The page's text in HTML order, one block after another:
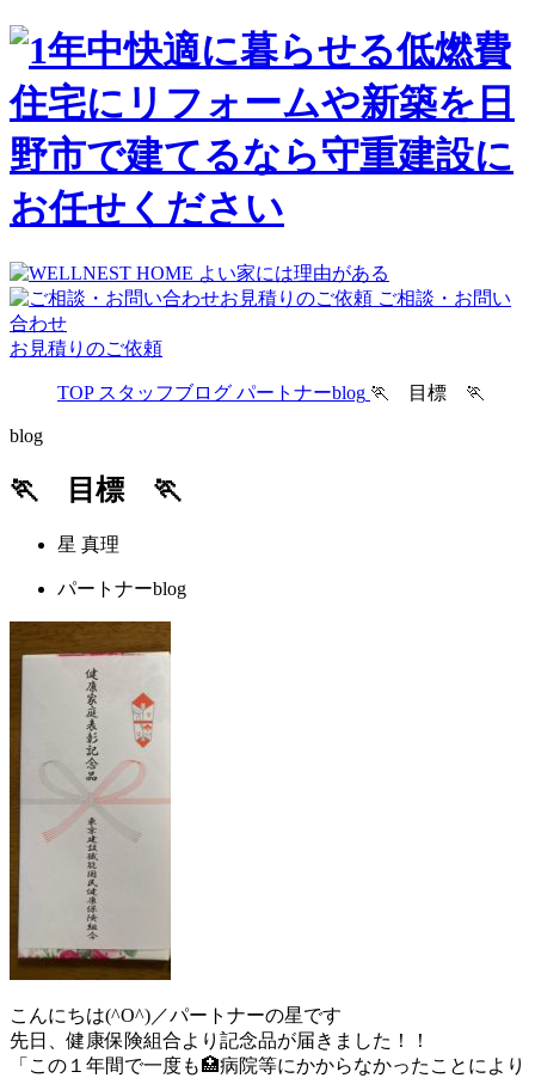
ご相談・お問い
合わせ
お見積りのご依頼
TOP スタッフブログ パートナーblog 🏃 目標 🏃
blog
🏃 目標 🏃
星 真理
パートナーblog
こんにちは(^O^)／パートナーの星です
先日、健康保険組合より記念品が届きました！！
「この１年間で一度も🏥病院等にかからなかったことにより